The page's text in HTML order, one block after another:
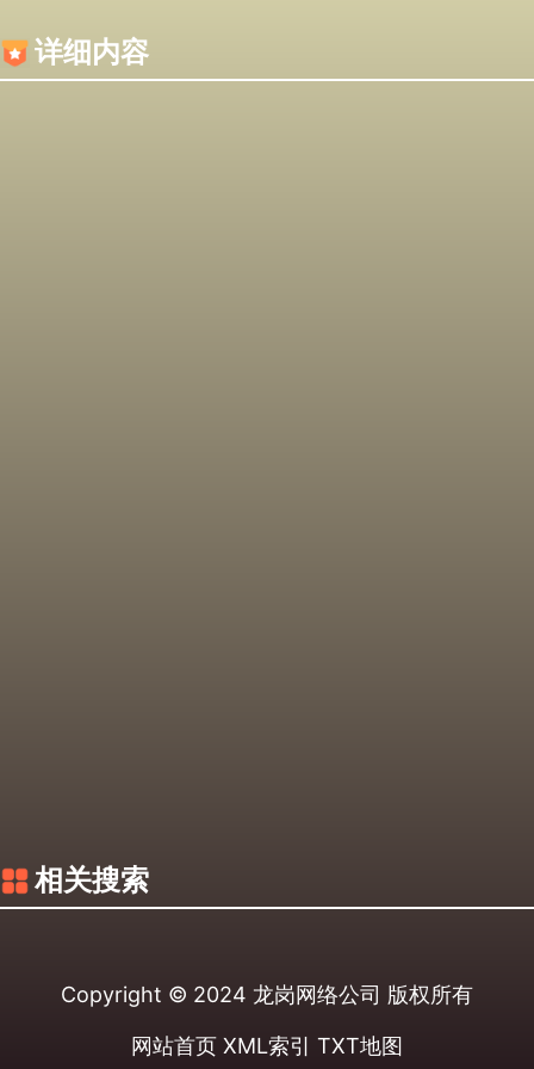
详细内容
相关搜索
Copyright © 2024 龙岗网络公司 版权所有
网站首页 XML索引 TXT地图